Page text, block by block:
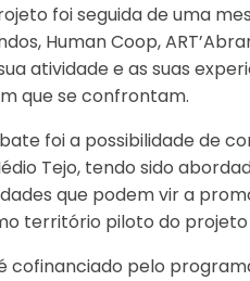
foi seguida de uma
Human Coop,
atividade e as suas
que se confrontam.
foi a possibilidade de
Tejo, tendo sido
que podem vir a
território piloto do projeto
cofinanciado pelo